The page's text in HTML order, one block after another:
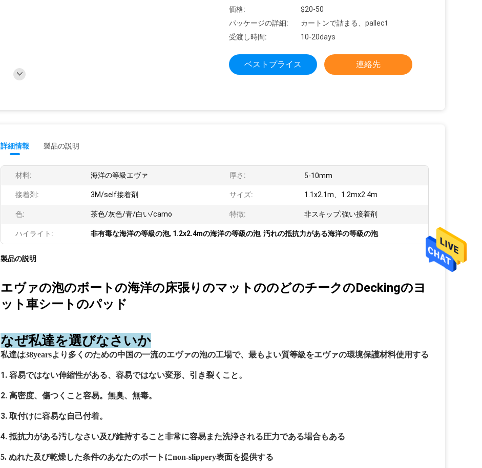
価格:
$20-50
パッケージの詳細:
カートンで詰まる、pallect
受渡し時間:
10-20days
ベストプライス 連絡先
詳細情報 製品の説明
材料: 海洋の等級エヴァ 厚さ: 5-10mm
接着剤: 3M/self接着剤 サイズ: 1.1x2.1m、1.2mx2.4m
色: 茶色/灰色/青/白い/camo 特徴: 非スキップ;強い接着剤
ハイライト: 非有毒な海洋の等級の泡, 1.2x2.4mの海洋の等級の泡, 汚れの抵抗力がある海洋の等級の泡
製品の説明
エヴァの泡のボートの海洋の床張りのマットののどのチークのDeckingのヨ
ット車シートのパッド
なぜ私達を選びなさいか
私達は38yearsより多くのための中国の一流のエヴァの泡の工場で、最もよい質等級をエヴァの環境保護材料使用する
1. 容易ではない伸縮性がある、容易ではない変形、引き裂くこと。
2. 高密度、傷つくこと容易。無臭、無毒。
3. 取付けに容易な自己付着。
4. 抵抗力がある汚しなさい及び維持すること非常に容易また洗浄される圧力である場合もある
5. ぬれた及び乾燥した条件のあなたのボートにnon-slippery表面を提供する